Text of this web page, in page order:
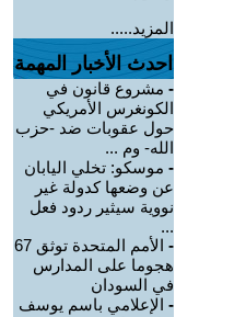
المزيد.....
احدث الأخبار المهمة
- مشروع قانون في
الكونغرس الأمريكي
حول عقوبات ضد -حزب
الله- وم ...
- موسكو: تخلي اليابان
عن وضعها كدولة غير
نووية سيثير ردود فعل
...
-
الأمم المتحدة توثق 67
هجوما على المدارس
في السودان
- الإعلامي باسم يوسف